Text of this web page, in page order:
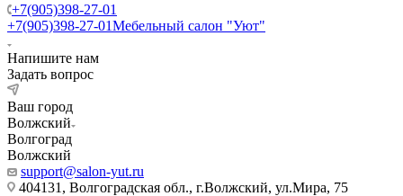
+7(905)398-27-01
+7(905)398-27-01Мебельный салон "Уют"
Напишите нам
Задать вопрос
Ваш город
Волжский
Волгоград
Волжский
support@salon-yut.ru
404131, Волгоградская обл., г.Волжский, ул.Мира, 75